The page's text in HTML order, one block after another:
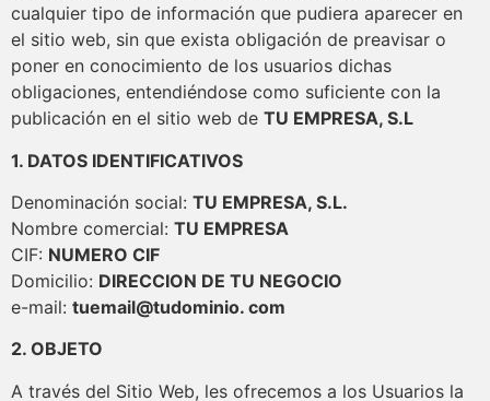
cualquier tipo de información que pudiera aparecer en
el sitio web, sin que exista obligación de preavisar o
poner en conocimiento de los usuarios dichas
obligaciones, entendiéndose como suficiente con la
publicación en el sitio web de TU EMPRESA, S.L
1. DATOS IDENTIFICATIVOS
Denominación social: TU EMPRESA, S.L.
Nombre comercial: TU EMPRESA
CIF: NUMERO CIF
Domicilio: DIRECCION DE TU NEGOCIO
e-mail: tuemail@tudominio. com
2. OBJETO
A través del Sitio Web, les ofrecemos a los Usuarios la